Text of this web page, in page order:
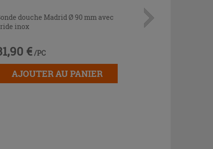
douche Madrid Ø 90 mm avec
inox
€ /PC
AJOUTER AU PANIER